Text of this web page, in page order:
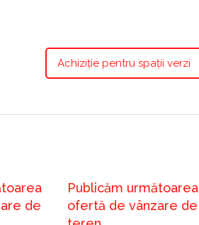
Achiziție pentru spații verzi
de
Publicăm următoarea
ofertă de vânzare de